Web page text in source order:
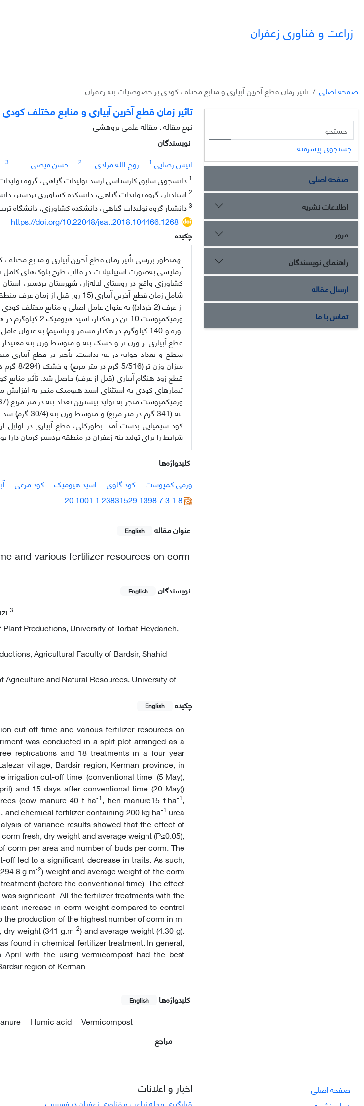
زراعت و فناوری زعفران
صفحه اصلی تاثیر زمان قطع آخرین آبیاری و منابع مختلف کودی بر خصوصیات بنه زعفران
تاثیر زمان قطع آخرین آبیاری و منابع مختلف
نوع مقاله : مقاله علمی پژوهشی
نویسندگان
انیس رضایی 1 روح الله مرادی 2 حسن فیضی
3
1 دانشجوی سابق کارشناسی ارشد تولیدات گیاهی، گروه
2 استادیار، گروه تولیدات گیاهی، دانشکده کشاورزی بردسیر،
3دانشیار گروه تولیدات گیاهی، دانشکده کشاورزی، دانشگاه
https://doi.org/10.22048/jsat.2018.104466.1268
چکیده
به‏منظور بررسی تأثیر زمان قطع آخرین آبیاری و منابع
آزمایشی به‌صورت اسپیلت‏پلات در قالب طرح بلوک‌های کامل
اوره و 140 کیلوگرم در هکتار فسفر و پتاسیم) به
سطح و تعداد جوانه در بنه نداشت. تأخیر در قطع آبیاری
قطع زود هنگام آبیاری (قبل از عرف) حاصل شد. تأثیر منابع
تیمارهای کودی به استثنای اسید هیومیک منجر به افزایش
کود شیمیایی بدست آمد. بطورکلی، قطع آبیاری در اوایل
شرایط را برای تولید بنه زعفران در منطقه بردسیر کرمان دارا
کلیدواژه‌ها
ورمی‏ کمپوست
کود گاوی اسید هیومیک کود مرغی
20.1001.1.23831529.1398.7.3.1.8
عنوان مقاله English
and various fertilizer resources on corm
نویسندگان English
3
Productions, University of Torbat Heydarieh,
Agricultural Faculty of Bardsir, Shahid
Agriculture and Natural Resources, University of
چکیده
English
cut-off time and various fertilizer resources on
was conducted in a split-plot arranged as a
replications and 18 treatments in a four year
village, Bardsir region, Kerman province, in
irrigation cut-off time (conventional time (5 May),
and 15 days after conventional time (20 May))
(cow manure 40 t ha-1, hen manure15 t.ha-1,
, and chemical fertilizer containing 200 kg.ha-1 urea
of variance results showed that the effect of
fresh, dry weight and average weight (P≤0.05),
per area and number of buds per corm. The
led to a significant decrease in traits. As such,
g.m-2) weight and average weight of the corm
(before the conventional time). The effect
significant. All the fertilizer treatments with the
increase in corm weight compared to control
production of the highest number of corm in m-
dry weight (341 g.m-2) and average weight (4.30 g).
found in chemical fertilizer treatment. In general,
with the using vermicompost had the best
region of Kerman.
کلیدواژه‌ها English
Humic acid
Vermicompost
مراجع
جستجوی پیشرفته
صفحه اصلی
اطلاعات نشریه
مرور
راهنمای نویسندگان
ارسال مقاله
تماس با ما
صفحه اصلی
اخبار و اعلانات
قرارگیری مجله زراعت و فناوری زعفران در فهرست